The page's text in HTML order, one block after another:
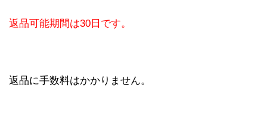
返品可能期間は30日です。
返品に手数料はかかりません。